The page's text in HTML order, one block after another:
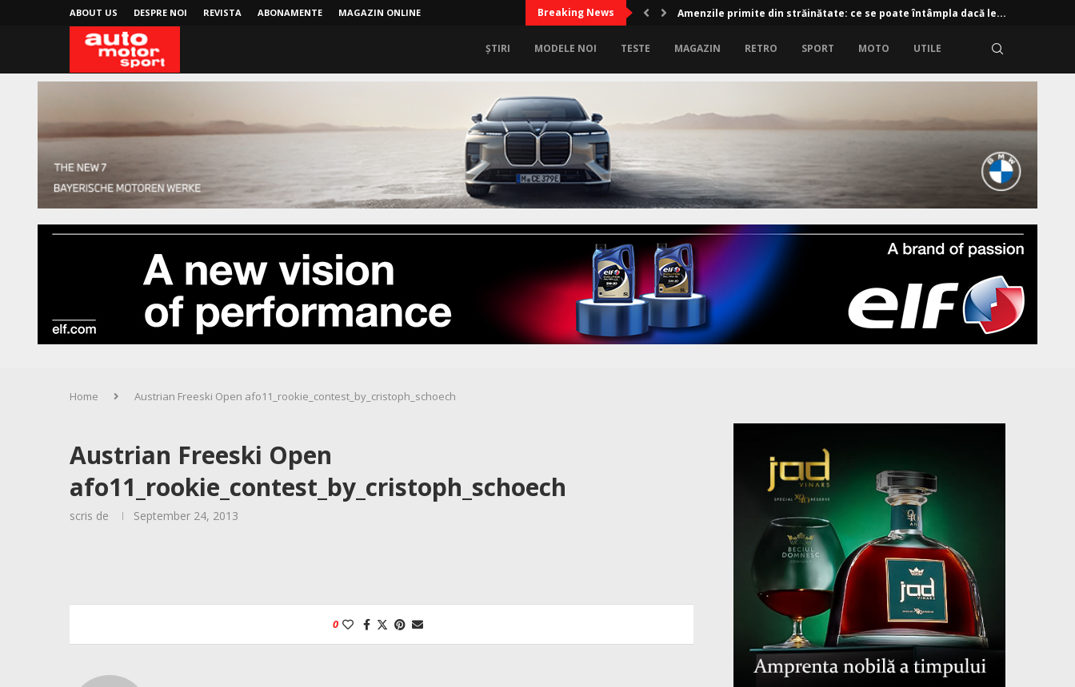
ABOUT US DESPRE NOI REVISTA ABONAMENTE MAGAZIN ONLINE Breaking News Amenzile primite din străinătate: ce se poate întâmpla dacă le...
ȘTIRI MODELE NOI TESTE MAGAZIN RETRO SPORT MOTO UTILE
Home Austrian Freeski Open afo11_rookie_contest_by_cristoph_schoech
Austrian Freeski Open
afo11_rookie_contest_by_cristoph_schoech
scris de September 24, 2013
0